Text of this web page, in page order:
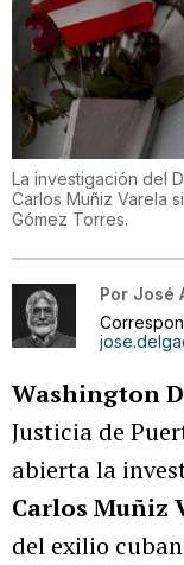
La investigación del
Carlos Muñiz Varela
Gómez Torres.
Por José
Washington
Justicia de
abierta la
Carlos Muñiz
del exilio